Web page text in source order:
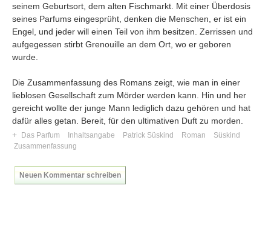
seinem Geburtsort, dem alten Fischmarkt. Mit einer Überdosis
seines Parfums eingesprüht, denken die Menschen, er ist ein
Engel, und jeder will einen Teil von ihm besitzen. Zerrissen und
aufgegessen stirbt Grenouille an dem Ort, wo er geboren
wurde.
Die Zusammenfassung des Romans zeigt, wie man in einer
lieblosen Gesellschaft zum Mörder werden kann. Hin und her
gereicht wollte der junge Mann lediglich dazu gehören und hat
dafür alles getan. Bereit, für den ultimativen Duft zu morden.
+
Das Parfum Inhaltsangabe Patrick Süskind Roman
Süskind
Zusammenfassung
Neuen Kommentar schreiben